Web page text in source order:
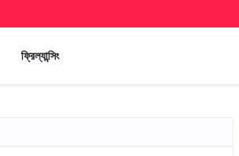
ফ্রিল্যান্সিং